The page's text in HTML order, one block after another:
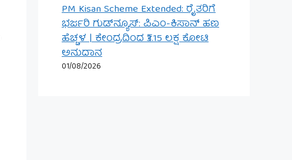
PM Kisan Scheme Extended: ರೈತರಿಗೆ
ಭರ್ಜರಿ ಗುಡ್‌ನ್ಯೂಸ್: ಪಿಎಂ-ಕಿಸಾನ್ ಹಣ
ಹೆಚ್ಚಳ | ಕೇಂದ್ರದಿಂದ ₹3.15 ಲಕ್ಷ ಕೋಟಿ
ಅನುದಾನ
01/08/2026